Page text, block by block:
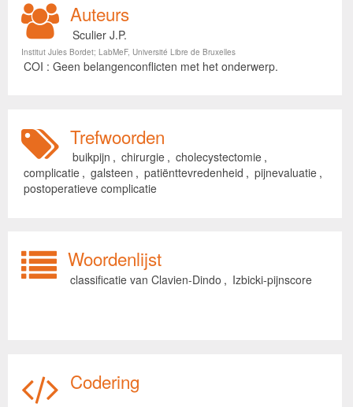
Auteurs
Sculier J.P.
Institut Jules Bordet; LabMeF, Université Libre de Bruxelles
COI : Geen belangenconflicten met het onderwerp.
Trefwoorden
buikpijn , chirurgie , cholecystectomie ,
complicatie , galsteen , patiënttevredenheid , pijnevaluatie ,
postoperatieve complicatie
Woordenlijst
classificatie van Clavien-Dindo , Izbicki-pijnscore
Codering